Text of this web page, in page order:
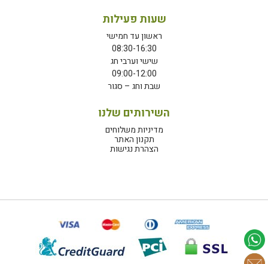
שעות פעילות
ראשון עד חמישי
08:30-16:30
שישי וערבי חג
09:00-12:00
שבת וחג – סגור
השירותים שלנו
מדיניות משלוחים
תקנון האתר
הצהרת נגישות